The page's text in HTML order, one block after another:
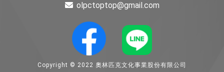
olpctoptop@gmail.com
Copyright © 2022 奧林匹克文化事業股份有限公司